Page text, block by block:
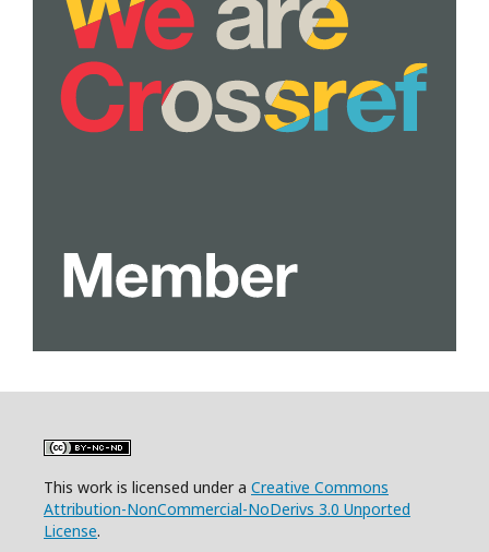
This work is licensed under a Creative Commons
Attribution-NonCommercial-NoDerivs 3.0 Unported
License.